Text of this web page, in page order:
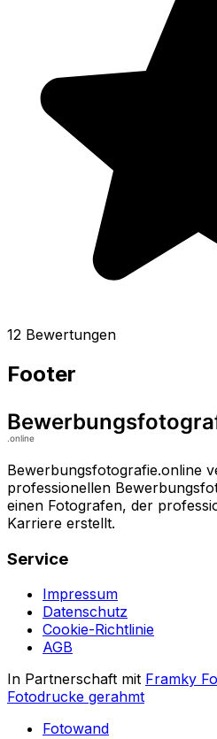
12 Bewertungen
Footer
Bewerbungsfotografie.online
professionellen
einen Fotografen, der
Karriere erstellt.
Service
Impressum
Datenschutz
Cookie-Richtlinie
AGB
In Partnerschaft mit Framky
Fotodrucke gerahmt
Fotowand